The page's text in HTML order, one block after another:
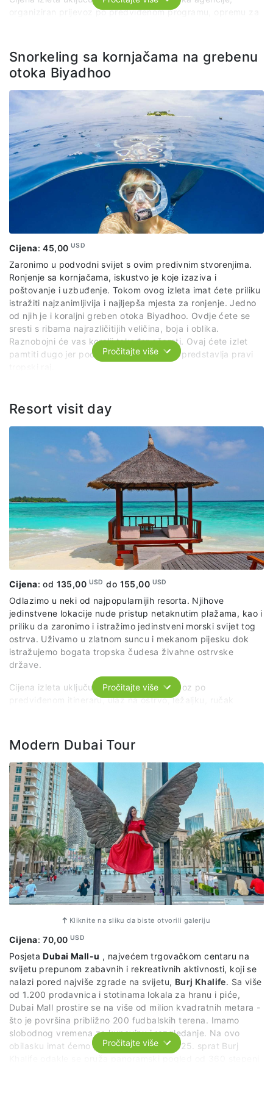
organiziran prijevoz po predviđenom programu, opremu za
Snorkeling sa kornjačama na grebenu
otoka Biyadhoo
Cijena:45,00 USD
Zaronimo u podvodni svijet s ovim predivnim stvorenjima.
Ronjenje sa kornjačama, iskustvo je koje izaziva i
poštovanje i uzbuđenje. Tokom ovog izleta imat ćete priliku
istražiti najzanimljivija i najljepša mjesta za ronjenje. Jedno
od njih je i koraljni greben otoka Biyadhoo. Ovdje ćete se
sresti s ribama najrazličitijih veličina, boja i oblika.
Raznobojni će vas koralji također očarati. Ovaj ćete izlet
pamtiti dugo jer podvodni svijet Maldiva predstavlja pravi
predstavnika agencije i lokalnog vodiča, opremu za
ronjenje.
Pročitajte više
Resort visit day
Cijena: od 135,00 USD do 155,00 USD
Odlazimo u neki od najpopularnijih resorta. Njihove
jedinstvene lokacije nude pristup netaknutim plažama, kao i
priliku da zaronimo i istražimo jedinstveni morski svijet tog
ostrva. Uživamo u zlatnom suncu i mekanom pijesku dok
istražujemo bogata tropska čudesa živahne ostrvske
države.
Cijena izleta uključuje: organizovani prevoz po
predviđenom itineraru, ulaz na ostrvo, ležaljku, ručak
Pročitajte više
Modern Dubai Tour
Kliknite na sliku da biste otvorili galeriju
Cijena:70,00 USD
PosjetaDubai Mall-u , najvećem trgovačkom centaru na
svijetu prepunom zabavnih i rekreativnih aktivnosti, koji se
nalazi pored najviše zgrade na svijetu, Burj Khalife. Sa više
od 1.200 prodavnica i stotinama lokala za hranu i piće,
Dubai Mall prostire se na više od milion kvadratnih metara -
što je površina približno 200 fudbalskih terena. Imamo
slobodnog vremena za kupovinu i razgledanje. Na ovo
obilasku imat ćemo priliku popeti se na 125. sprat Burj
Pročitajte više